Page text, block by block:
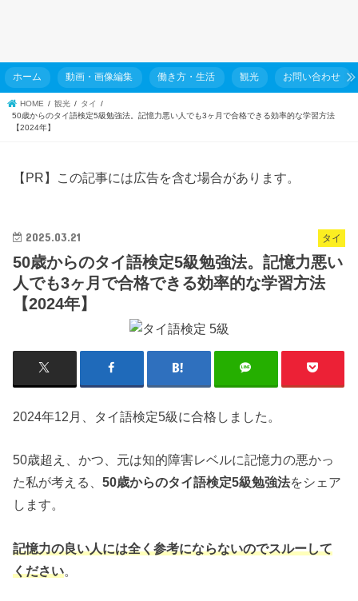
ホーム 動画・画像編集 働き方・生活 観光 お問い合わせ
HOME 観光
タイ
50歳からのタイ語検定5級勉強法。記憶力悪い人でも3ヶ月で合格できる効率的な学習方法
【2024年】
【PR】この記事には広告を含む場合があります。
タイ
2025.03.21
50歳からのタイ語検定5級勉強法。記憶力悪い
人でも3ヶ月で合格できる効率的な学習方法
【2024年】
2024年12月、タイ語検定5級に合格しました。
50歳超え、かつ、元は知的障害レベルに記憶力の悪かっ
た私が考える、50歳からのタイ語検定5級勉強法をシェア
します。
記憶力の良い人には全く参考にならないのでスルーして
ください。